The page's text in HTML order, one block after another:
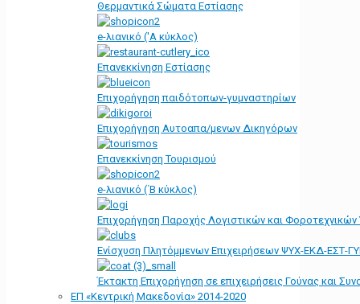
Θερμαντικά Σώματα Εστίασης
e-λιανικό ('Α κύκλος)
Επανεκκίνηση Εστίασης
Επιχορήγηση παιδότοπων-γυμναστηρίων
Επιχορήγηση Αυτοαπα/μενων Δικηγόρων
Επανεκκίνηση Τουρισμού
e-λιανικό (΄Β κύκλος)
Επιχορήγηση Παροχής Λογιστικών και
Ενίσχυση Πλητόμμενων Επιχειρήσεων ΨΥΧ-ΕΚΔ-ΕΣΤ-
Έκτακτη Επιχορήγηση σε επιχειρήσεις Γούνας και
ΕΠ «Kεντρική Μακεδονία» 2014-2020